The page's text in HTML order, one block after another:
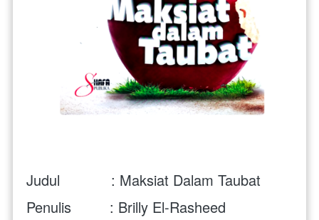
Judul            : Maksiat Dalam Taubat
Penulis         : Brilly El-Rasheed